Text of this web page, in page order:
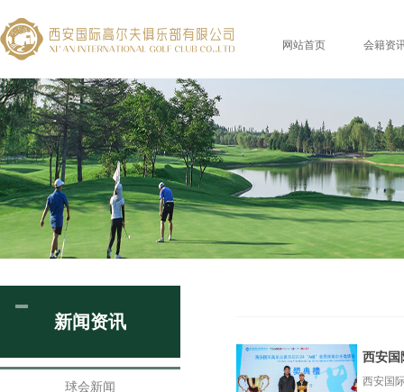
网站首页 会籍资
新闻资讯
球会新闻
西安国
西安国